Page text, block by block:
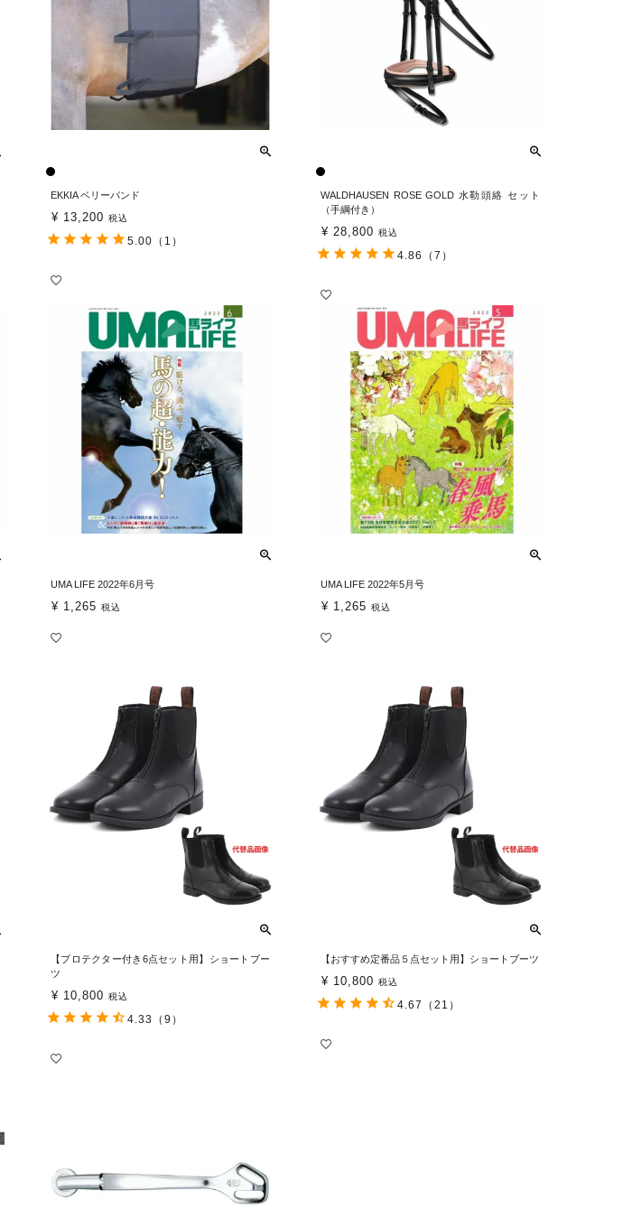
EKKIA ベリーバンド
¥ 13,200 税込
5.00 （1）
WALDHAUSEN ROSE GOLD 水勒頭絡 セット
（手綱付き）
¥ 28,800 税込
4.86 （7）
UMA LIFE 2022年6月号
¥ 1,265 税込
UMA LIFE 2022年5月号
¥ 1,265 税込
【プロテクター付き6点セット用】ショートブー
ツ
¥ 10,800 税込
4.33 （9）
【おすすめ定番品５点セット用】ショートブーツ
¥ 10,800 税込
4.67 （21）